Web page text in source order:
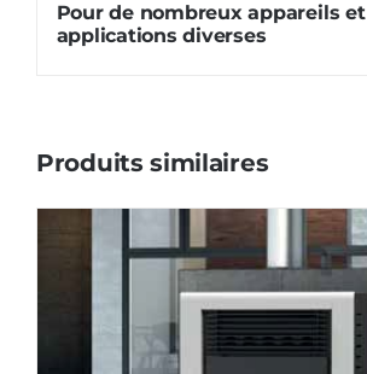
Pour de nombreux appareils et
applications diverses
Produits similaires